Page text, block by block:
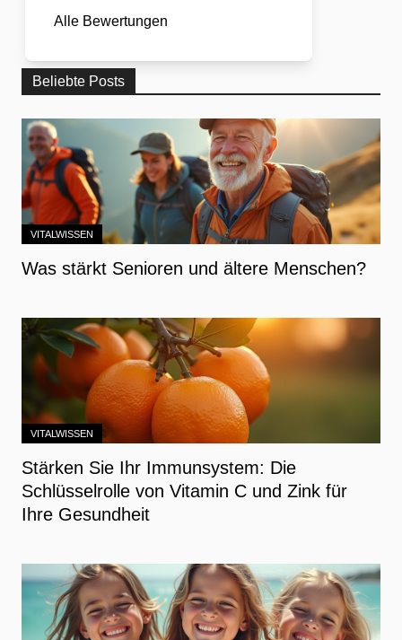
Alle Bewertungen
Beliebte Posts
VITALWISSEN
Was stärkt Senioren und ältere Menschen?
VITALWISSEN
Stärken Sie Ihr Immunsystem: Die
Schlüsselrolle von Vitamin C und Zink für
Ihre Gesundheit